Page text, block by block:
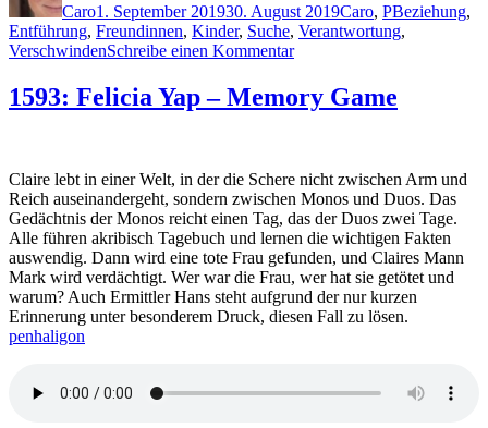
Caro1. September 201930. August 2019Caro, PBeziehung,
Entführung, Freundinnen, Kinder, Suche, Verantwortung,
VerschwindenSchreibe einen Kommentarzu
Perks
1593: Felicia Yap – Memory Game
Claire lebt in einer Welt, in der die Schere nicht zwischen Arm und
Reich auseinandergeht, sondern zwischen Monos und Duos. Das
Gedächtnis der Monos reicht einen Tag, das der Duos zwei Tage.
Alle führen akribisch Tagebuch und lernen die wichtigen Fakten
auswendig. Dann wird eine tote Frau gefunden, und Claires Mann
Mark wird verdächtigt. Wer war die Frau, wer hat sie getötet und
warum? Auch Ermittler Hans steht aufgrund der nur kurzen
Erinnerung unter besonderem Druck, diesen Fall zu lösen.
penhaligon